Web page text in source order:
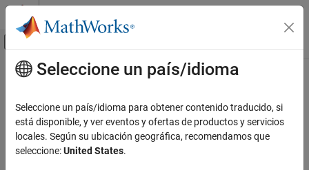
Saltar al contenido
Mostrar/ocultar menú de navegación
Inicio de Documentación
FPGA, ASIC, and SoC Development
Contenido principal
How useful was this information?
Seleccione un país/idioma
Seleccione un país/idioma para obtener contenido traducido, si
está disponible, y ver eventos y ofertas de productos y servicios
locales. Según su ubicación geográfica, recomendamos que
seleccione:United States.